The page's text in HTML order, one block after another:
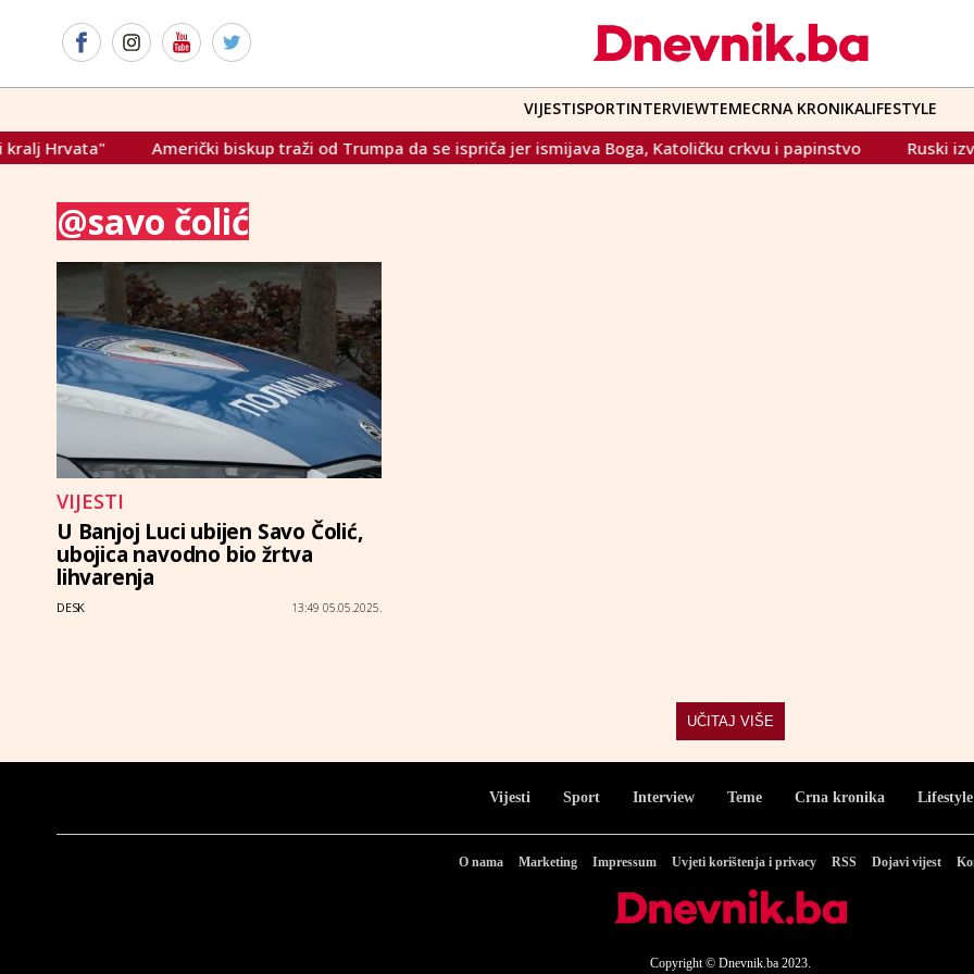
VIJESTISPORTINTERVIEWTEMECRNA KRONIKALIFESTYLE
Hrvata" Američki biskup traži od Trumpa da se ispriča jer ismijava Boga, Katoličku crkvu i papinstvo Ruski
@savo čolić
VIJESTI
U Banjoj Luci ubijen Savo Čolić,
ubojica navodno bio žrtva
lihvarenja
DESK 13:49 05.05.2025.
UČITAJ VIŠE
Vijesti Sport Interview Teme Crna kronika Lifestyle
O nama Marketing Impressum Uvjeti korištenja i privacy RSS Dojavi vijest
Copyright © Dnevnik.ba 2023.